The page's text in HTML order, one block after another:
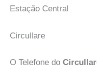
Estação Central
Circullare
O Telefone do